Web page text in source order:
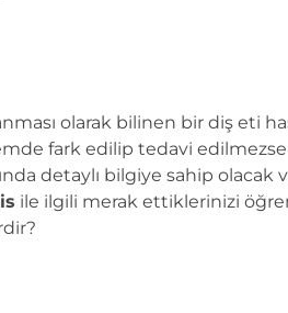
olarak bilinen bir diş eti
fark edilip tedavi
detaylı bilgiye sahip olacak
ile ilgili merak ettiklerinizi